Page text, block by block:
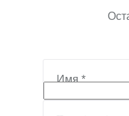
Имя*